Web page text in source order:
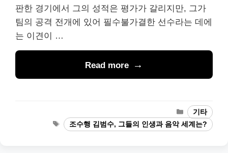
판한 경기에서 그의 성적은 평가가 갈리지만, 그가
팀의 공격 전개에 있어 필수불가결한 선수라는 데에
는 이견이 …
Read more
Categories
기타
Tags조수행 김범수, 그들의 인생과 음악 세계는?